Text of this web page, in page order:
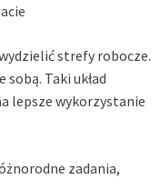
strefy robocze.
Taki układ
lepsze wykorzystanie
zadania,